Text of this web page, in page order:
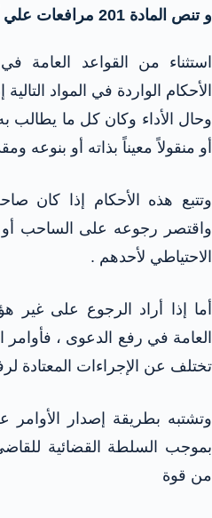
و تنص المادة 201 مرافعات علي أنه :
استثناء من القواعد العامة
الأحكام الواردة في المواد التالية
وحال الأداء وكان كل ما يطالب
أو منقولاً معيناً بذاته أو بنوعه
وتتبع هذه الأحكام إذا كان
واقتصر رجوعه على الساحب أو
الاحتياطي لأحدهم .
أما إذا أراد الرجوع على غير
العامة في رفع الدعوى ،
تختلف عن الإجراءات المعتادة
وتشتبه بطريقة إصدار الأوامر
بموجب السلطة القضائية للقاضي
من قوة